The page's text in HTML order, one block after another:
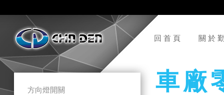
回 首 頁 關 於
方向燈開關
車 廠